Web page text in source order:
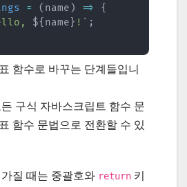
= ( name ) =>
{
${ name } ! ` ;
함수로 바꾸는 단계들입니
구식 자바스크립트 함수 문
함수 문법으로 전환할 수 있
질 때는 중괄호와 return 키